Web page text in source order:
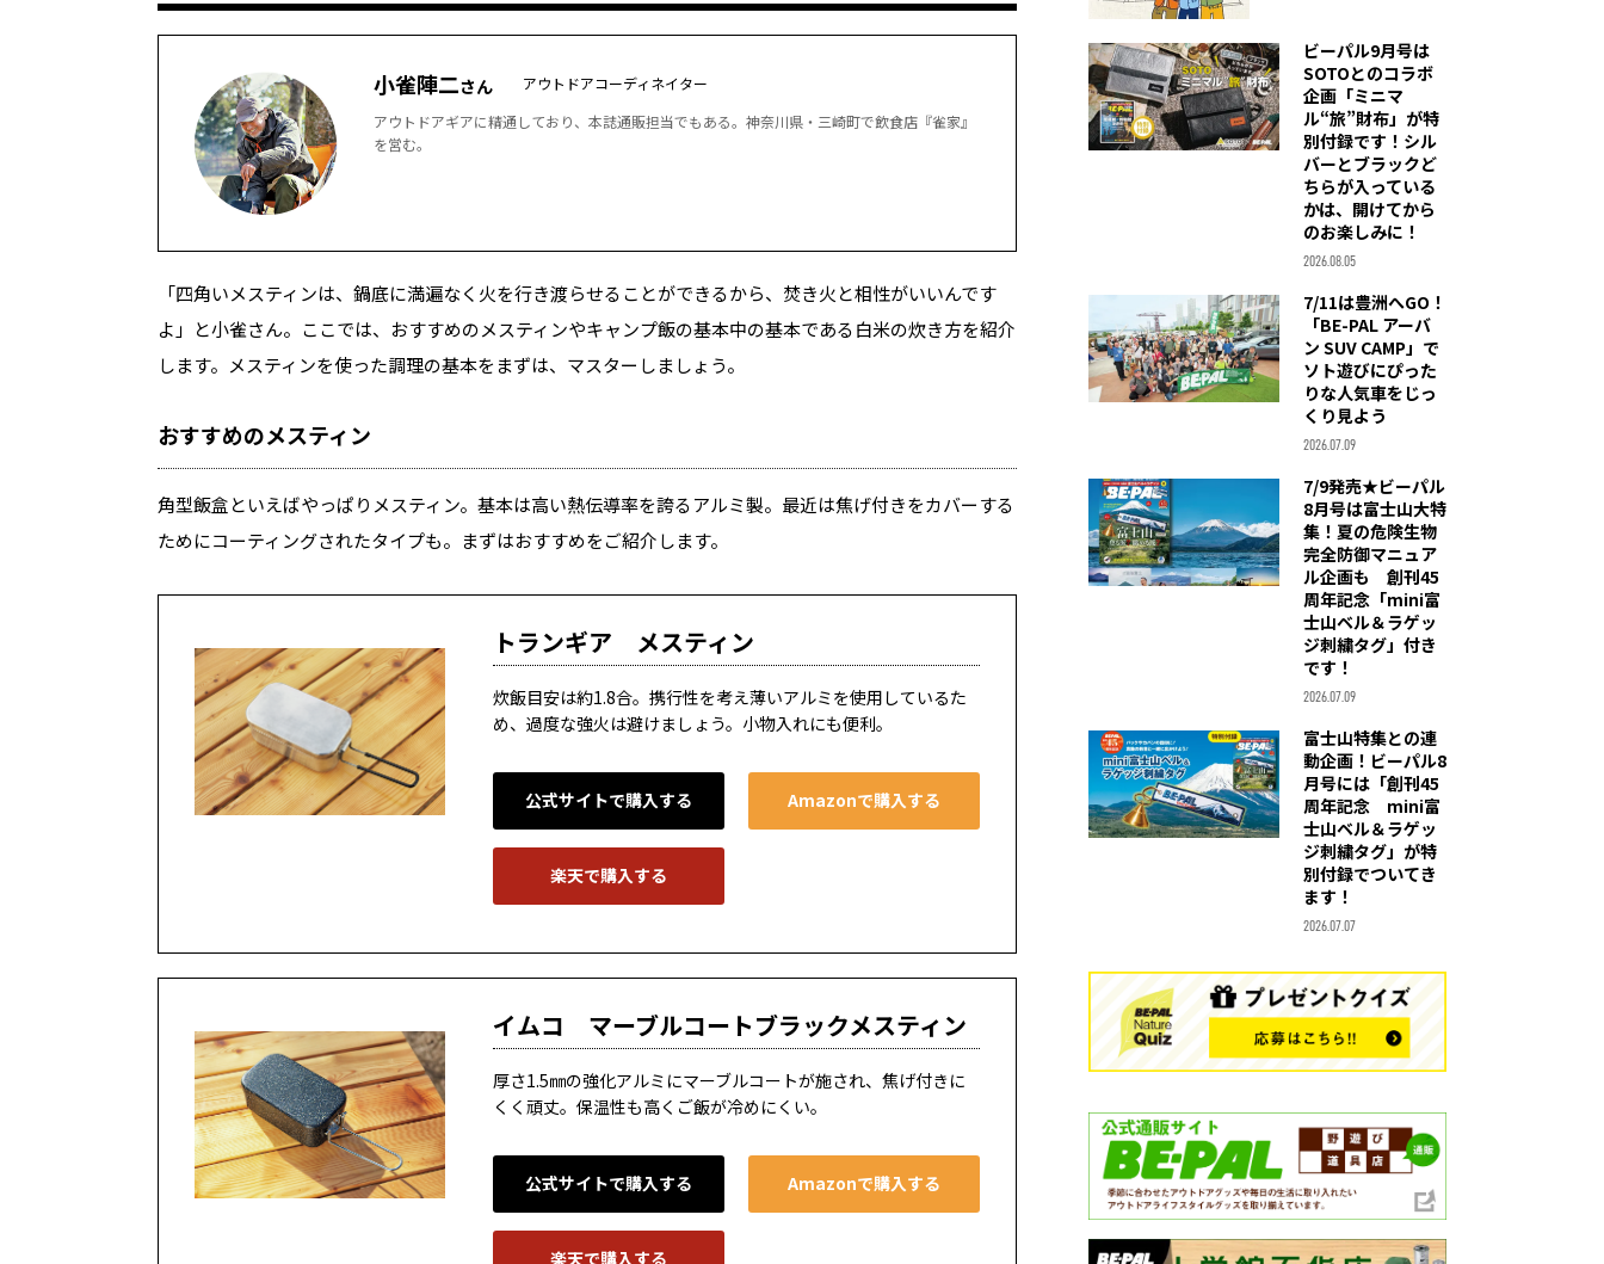
小雀陣二さん
アウトドアコーディネイター
アウトドアギアに精通しており、本誌通販担当でもある。神奈川県・三崎町で飲食店『雀家』
を営む。
「四角いメスティンは、鍋底に満遍なく火を行き渡らせることができるから、焚き火と相性がいいんです
よ」と小雀さん。ここでは、おすすめのメスティンやキャンプ飯の基本中の基本である白米の炊き方を紹介
します。メスティンを使った調理の基本をまずは、マスターしましょう。
おすすめのメスティン
角型飯盒といえばやっぱりメスティン。基本は高い熱伝導率を誇るアルミ製。最近は焦げ付きをカバーする
ためにコーティングされたタイプも。まずはおすすめをご紹介します。
トランギア メスティン
炊飯目安は約1.8合。携行性を考え薄いアルミを使用しているた
め、過度な強火は避けましょう。小物入れにも便利。
公式サイトで購入する Amazonで購入する
楽天で購入する
イムコ マーブルコートブラックメスティン
厚さ1.5㎜の強化アルミにマーブルコートが施され、焦げ付きに
くく頑丈。保温性も高くご飯が冷めにくい。
公式サイトで購入する Amazonで購入する
楽天で購入する
ビーパル9月号は
SOTOとのコラボ
企画「ミニマ
ル“旅”財布」が特
別付録です！シル
バーとブラックど
ちらが入っている
かは、開けてから
のお楽しみに！
2026.08.05
7/11は豊洲へGO！
「BE-PAL アーバ
ン SUV CAMP」で
ソト遊びにぴった
りな人気車をじっ
くり見よう
2026.07.09
7/9発売★ビーパル
8月号は富士山大特
集！夏の危険生物
完全防御マニュア
ル企画も 創刊45
周年記念「mini富
士山ベル＆ラゲッ
ジ刺繍タグ」付き
です！
2026.07.09
富士山特集との連
動企画！ビーパル8
月号には「創刊45
周年記念 mini富
士山ベル＆ラゲッ
ジ刺繍タグ」が特
別付録でついてき
ます！
2026.07.07